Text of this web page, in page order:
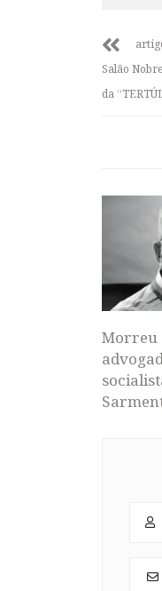
Salão
da
Morreu